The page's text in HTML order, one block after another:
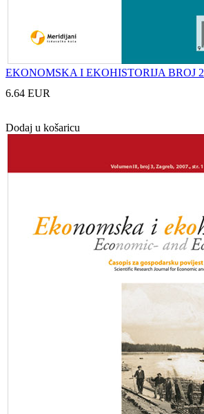
EKONOMSKA I EKOHISTORIJA BROJ 2
6.64 EUR
Dodaj u košaricu